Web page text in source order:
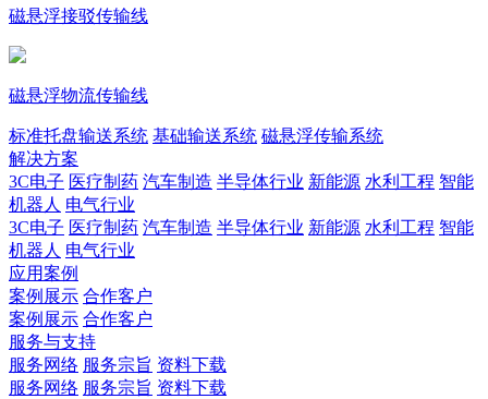
磁悬浮接驳传输线
磁悬浮物流传输线
标准托盘输送系统 基础输送系统 磁悬浮传输系统
解决方案
3C电子 医疗制药 汽车制造 半导体行业 新能源 水利工程 智能
机器人 电气行业
3C电子 医疗制药 汽车制造 半导体行业 新能源 水利工程 智能
机器人 电气行业
应用案例
案例展示 合作客户
案例展示 合作客户
服务与支持
服务网络 服务宗旨 资料下载
服务网络 服务宗旨 资料下载